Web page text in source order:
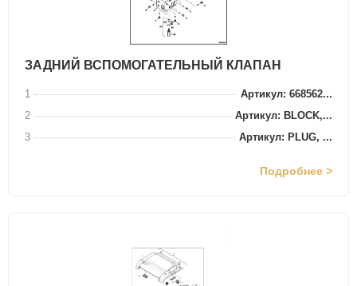
ЗАДНИЙ ВСПОМОГАТЕЛЬНЫЙ КЛАПАН
1
Артикул: 668562...
2
Артикул: BLOCK,...
3
Артикул: PLUG, ...
Подробнее >